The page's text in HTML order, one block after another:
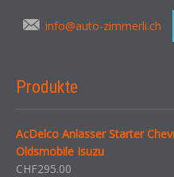
info@auto-zimmerli.ch
Produkte
AcDelco Anlasser Starter
Oldsmobile Isuzu
CHF295.00